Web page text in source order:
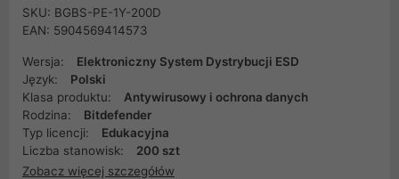
SKU: BGBS-PE-1Y-200D
EAN: 5904569414573
Wersja:
Elektroniczny System Dystrybucji ESD
Język:
Polski
Klasa produktu:
Antywirusowy i ochrona danych
Rodzina:
Bitdefender
Typ licencji:
Edukacyjna
Liczba stanowisk:
200 szt
Zobacz więcej szczegółów